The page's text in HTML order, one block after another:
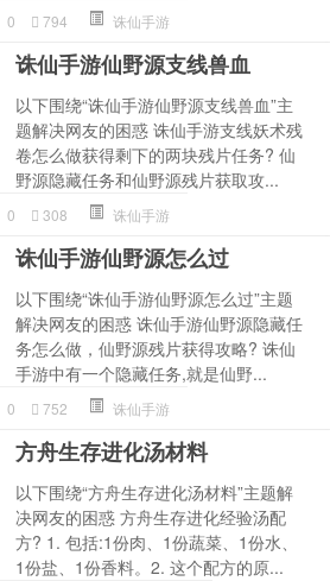
0 794 诛仙手游
诛仙手游仙野源支线兽血
以下围绕“诛仙手游仙野源支线兽血”主
题解决网友的困惑 诛仙手游支线妖术残
卷怎么做获得剩下的两块残片任务? 仙
野源隐藏任务和仙野源残片获取攻...
0 308 诛仙手游
诛仙手游仙野源怎么过
以下围绕“诛仙手游仙野源怎么过”主题
解决网友的困惑 诛仙手游仙野源隐藏任
务怎么做，仙野源残片获得攻略? 诛仙
手游中有一个隐藏任务,就是仙野...
0 752 诛仙手游
方舟生存进化汤材料
以下围绕“方舟生存进化汤材料”主题解
决网友的困惑 方舟生存进化经验汤配
方? 1. 包括:1份肉、1份蔬菜、1份水、
1份盐、1份香料。2. 这个配方的原...